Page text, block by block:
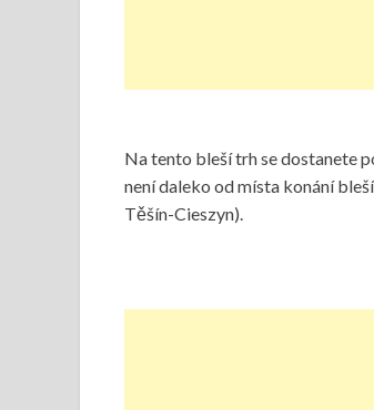
Na tento bleší trh se dostanete
není daleko od místa konání
Těšín-Cieszyn).